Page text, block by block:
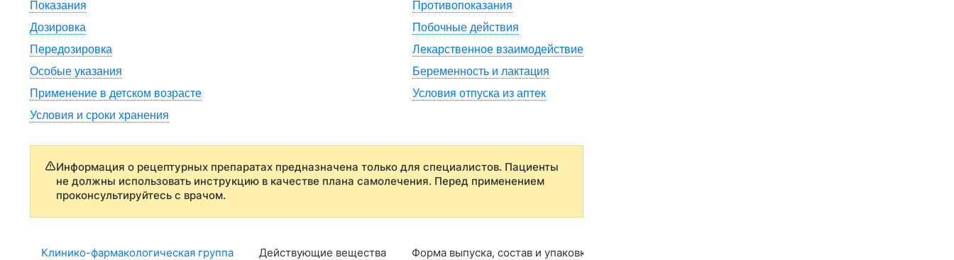
Показания
Противопоказания
Дозировка
Побочные действия
Передозировка
Лекарственное взаимодействие
Особые указания
Беременность и лактация
Применение в детском возрасте
Условия отпуска из аптек
Условия и сроки хранения
Информация о рецептурных препаратах предназначена только для специалистов. Пациенты
не должны использовать инструкцию в качестве плана самолечения. Перед применением
проконсультируйтесь с врачом.
Клинико-фармакологическая группа Действующие вещества Форма выпуска, состав и упаковка